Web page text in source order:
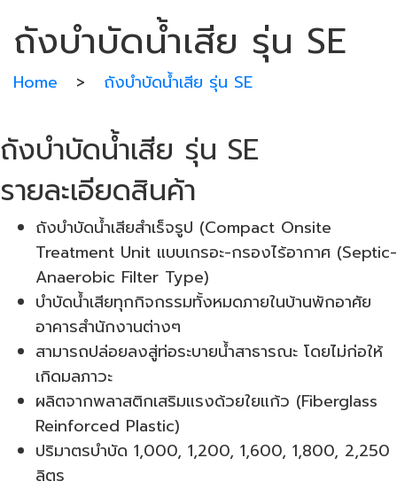
ถังบำบัดน้ำเสีย รุ่น SE
Home > ถังบำบัดน้ำเสีย รุ่น SE
ถังบำบัดน้ำเสีย รุ่น SE
รายละเอียดสินค้า
ถังบำบัดน้ำเสียสำเร็จรูป (Compact Onsite
Treatment Unit แบบเกรอะ-กรองไร้อากาศ (Septic-
Anaerobic Filter Type)
บำบัดน้ำเสียทุกกิจกรรมทั้งหมดภายในบ้านพักอาศัย
อาคารสำนักงานต่างๆ
สามารถปล่อยลงสู่ท่อระบายน้ำสาธารณะ โดยไม่ก่อให้
เกิดมลภาวะ
ผลิตจากพลาสติกเสริมแรงด้วยใยแก้ว (Fiberglass
Reinforced Plastic)
ปริมาตรบำบัด 1,000, 1,200, 1,600, 1,800, 2,250
ลิตร